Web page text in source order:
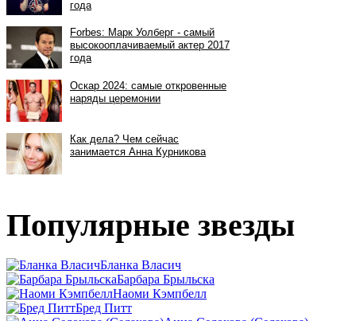
Популярные звезды
Бланка Власич
Барбара Брыльска
Наоми Кэмпбелл
Бред Питт